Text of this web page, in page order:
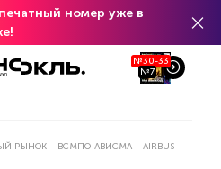
номер уже в
№30-33
№7
РЫНОК ВСМПО-АВИСМА
AIRBUS